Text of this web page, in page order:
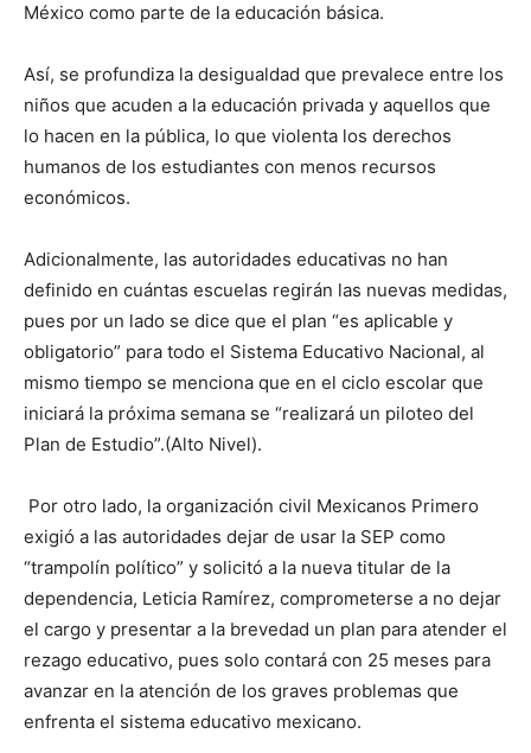
México como parte de la educación básica.
Así, se profundiza la desigualdad que prevalece entre los
niños que acuden a la educación privada y aquellos que
lo hacen en la pública, lo que violenta los derechos
humanos de los estudiantes con menos recursos
económicos.
Adicionalmente, las autoridades educativas no han
definido en cuántas escuelas regirán las nuevas medidas,
pues por un lado se dice que el plan “es aplicable y
obligatorio” para todo el Sistema Educativo Nacional, al
mismo tiempo se menciona que en el ciclo escolar que
iniciará la próxima semana se “realizará un piloteo del
Plan de Estudio”.(Alto Nivel).
Por otro lado, la organización civil Mexicanos Primero
exigió a las autoridades dejar de usar la SEP como
“trampolín político” y solicitó a la nueva titular de la
dependencia, Leticia Ramírez, comprometerse a no dejar
el cargo y presentar a la brevedad un plan para atender el
rezago educativo, pues solo contará con 25 meses para
avanzar en la atención de los graves problemas que
enfrenta el sistema educativo mexicano.